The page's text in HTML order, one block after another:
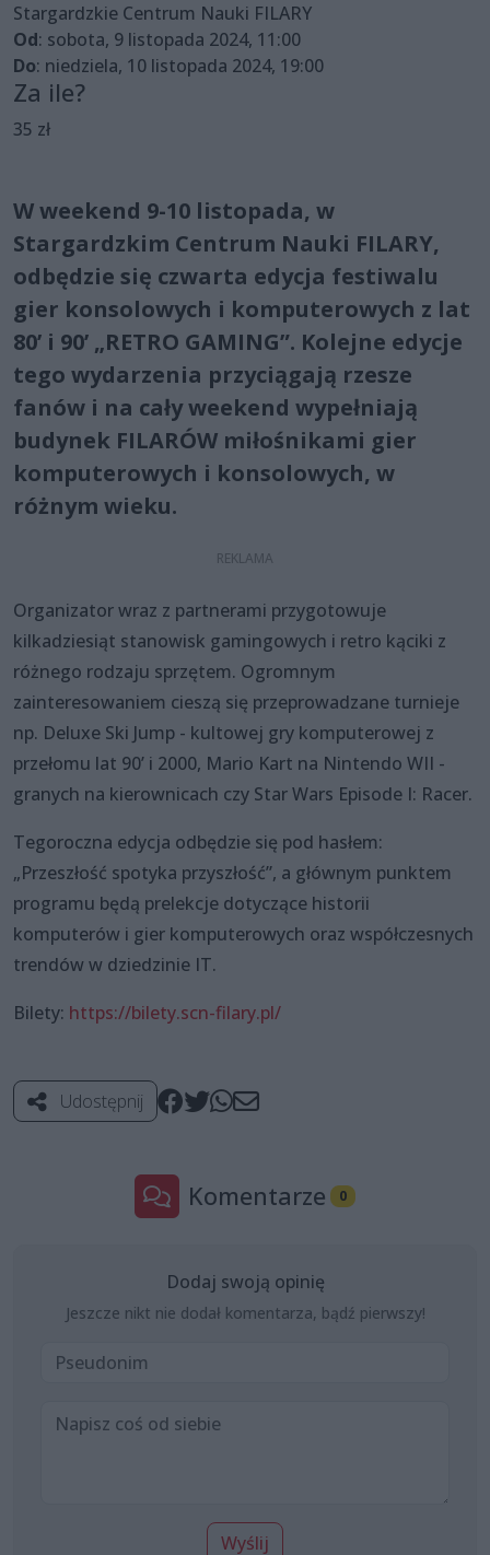
Stargardzkie Centrum Nauki FILARY
Od: sobota, 9 listopada 2024, 11:00
Do: niedziela, 10 listopada 2024, 19:00
Za ile?
35 zł
W weekend 9-10 listopada, w
Stargardzkim Centrum Nauki FILARY,
odbędzie się czwarta edycja festiwalu
gier konsolowych i komputerowych z lat
80’ i 90’ „RETRO GAMING”. Kolejne edycje
tego wydarzenia przyciągają rzesze
fanów i na cały weekend wypełniają
budynek FILARÓW miłośnikami gier
komputerowych i konsolowych, w
różnym wieku.
Organizator wraz z partnerami przygotowuje
kilkadziesiąt stanowisk gamingowych i retro kąciki z
różnego rodzaju sprzętem. Ogromnym
zainteresowaniem cieszą się przeprowadzane turnieje
np. Deluxe Ski Jump - kultowej gry komputerowej z
przełomu lat 90’ i 2000, Mario Kart na Nintendo WII -
granych na kierownicach czy Star Wars Episode I: Racer.
Tegoroczna edycja odbędzie się pod hasłem:
„Przeszłość spotyka przyszłość”, a głównym punktem
programu będą prelekcje dotyczące historii
komputerów i gier komputerowych oraz współczesnych
trendów w dziedzinie IT.
Bilety: https://bilety.scn-filary.pl/
Udostępnij
Komentarze 0
Dodaj swoją opinię
Jeszcze nikt nie dodał komentarza, bądź pierwszy!
Wyślij